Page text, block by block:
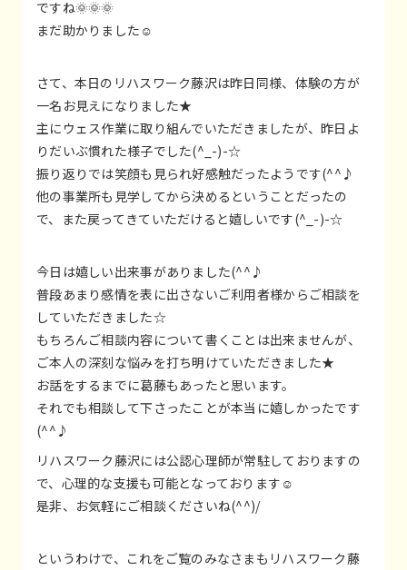
ですね🌞🌞🌞
まだ助かりました☺
さて、本日のリハスワーク藤沢は昨日同様、体験の方が
一名お見えになりました★
主にウェス作業に取り組んでいただきましたが、昨日よ
りだいぶ慣れた様子でした(^_-)-☆
振り返りでは笑顔も見られ好感触だったようです(^^♪
他の事業所も見学してから決めるということだったの
で、また戻ってきていただけると嬉しいです(^_-)-☆
今日は嬉しい出来事がありました(^^♪
普段あまり感情を表に出さないご利用者様からご相談を
していただきました☆
もちろんご相談内容について書くことは出来ませんが、
ご本人の深刻な悩みを打ち明けていただきました★
お話をするまでに葛藤もあったと思います。
それでも相談して下さったことが本当に嬉しかったです
(^^♪
リハスワーク藤沢には公認心理師が常駐しておりますの
で、心理的な支援も可能となっております☺
是非、お気軽にご相談くださいね(^^)/
というわけで、これをご覧のみなさまもリハスワーク藤